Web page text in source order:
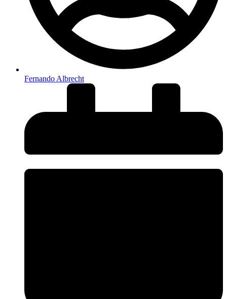
Fernando Albrecht